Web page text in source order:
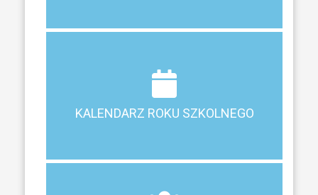
KALENDARZ ROKU SZKOLNEGO
KALENDARZ ROKU SZKOLNEGO
Terminy ferii, matur, zebrań i klasyfikacji